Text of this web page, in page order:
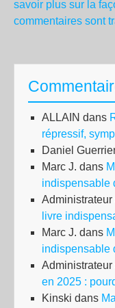
savoir plus sur la
commentaires sont
ALLAIN dans
répressif,
Daniel
Marc J. dans
indispensable
Administrateur
livre
Marc J. dans
indispensable
Administrateur
en 2025 :
Kinski dans